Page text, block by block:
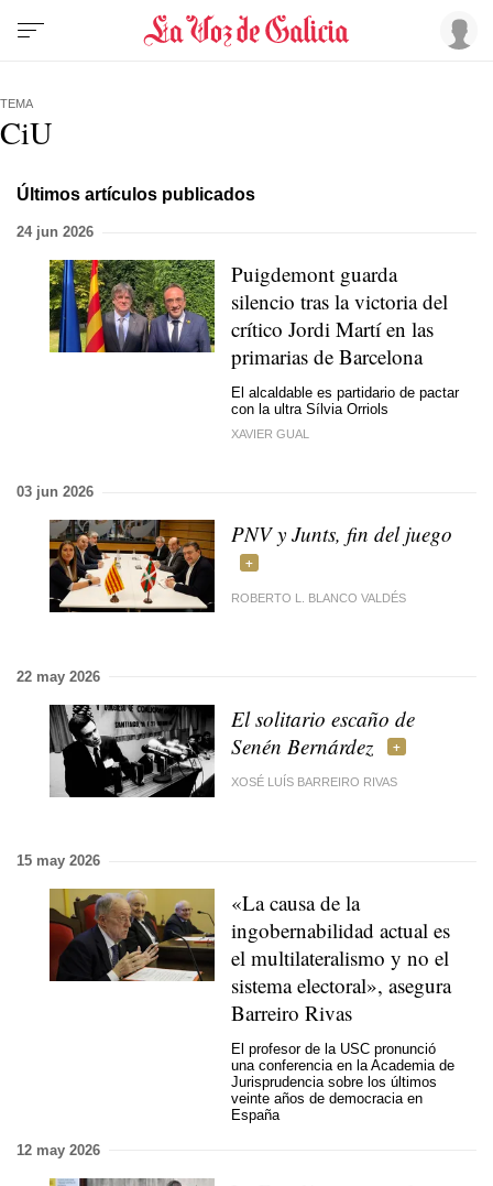
TEMA
CiU
Últimos artículos publicados
24 jun 2026
Puigdemont guarda
silencio tras la victoria del
crítico Jordi Martí en las
primarias de Barcelona
El alcaldable es partidario de pactar
con la ultra Sílvia Orriols
XAVIER GUAL
03 jun 2026
PNV y Junts, fin del juego
ROBERTO L. BLANCO VALDÉS
22 may 2026
El solitario escaño de
Senén Bernárdez
XOSÉ LUÍS BARREIRO RIVAS
15 may 2026
«La causa de la
ingobernabilidad actual es
el multilateralismo y no el
sistema electoral», asegura
Barreiro Rivas
El profesor de la USC pronunció
una conferencia en la Academia de
Jurisprudencia sobre los últimos
veinte años de democracia en
España
12 may 2026